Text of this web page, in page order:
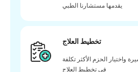
يقدمها مستشارنا الطبي
تخطيط العلاج
واختيار الحزم الأكثر تكلفة
في تخطيط العلاج